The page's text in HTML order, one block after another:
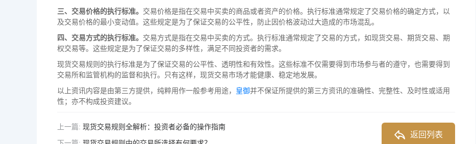
三、交易价格的执行标准。 交易价格是指在交易中买卖的商品或者资产的价格。执行标准通常规定了交易价格的确定方式，以
及交易价格的最小变动值。这些规定是为了保证交易的公平性，防止因价格波动过大造成的市场混乱。
四、交易方式的执行标准。 交易方式是指在交易中买卖的方式。执行标准通常规定了交易的方式，如现货交易、期货交易、期
权交易等。这些规定是为了保证交易的多样性，满足不同投资者的需求。
现货交易规则的执行标准是为了保证交易的公平性、透明性和有效性。这些标准不仅需要得到市场参与者的遵守，也需要得到
交易所和监管机构的监督和执行。只有这样，现货交易市场才能健康、稳定地发展。
以上资讯内容是由第三方提供，纯粹用作一般参考用途， 皇御并不保证所提供的第三方资讯的准确性、完整性、及时性或适用
性；亦不构成投资建议。
上一篇: 现货交易规则全解析：投资者必备的操作指南
返回列表